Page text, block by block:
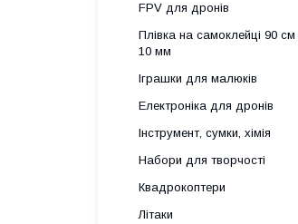
FPV для дронів
Плівка на самоклейці 90
10 мм
Іграшки для малюків
Електроніка для дронів
Інструмент, сумки, хімія
Набори для творчості
Квадрокоптери
Літаки